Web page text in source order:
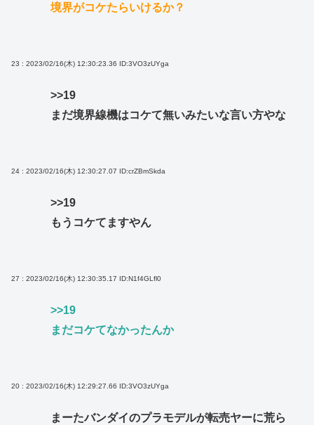
境界がコケたらいけるか？
23 : 2023/02/16(木) 12:30:23.36 ID:3VO3zUYga
>>19
まだ境界線機はコケて無いみたいな言い方やな
24 : 2023/02/16(木) 12:30:27.07 ID:crZBmSkda
>>19
もうコケてますやん
27 : 2023/02/16(木) 12:30:35.17 ID:N1f4GLfl0
>>19
まだコケてなかったんか
20 : 2023/02/16(木) 12:29:27.66 ID:3VO3zUYga
まーたバンダイのプラモデルが転売ヤーに荒ら